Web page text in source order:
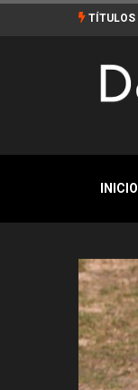
TÍTULOS
INICIO